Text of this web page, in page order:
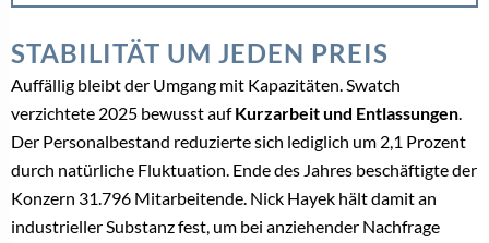
STABILITÄT UM JEDEN PREIS
Auffällig bleibt der Umgang mit Kapazitäten. Swatch
verzichtete 2025 bewusst aufKurzarbeit und Entlassungen.
Der Personalbestand reduzierte sich lediglich um 2,1 Prozent
durch natürliche Fluktuation. Ende des Jahres beschäftigte der
Konzern 31.796 Mitarbeitende. Nick Hayek hält damit an
industrieller Substanz fest, um bei anziehender Nachfrage